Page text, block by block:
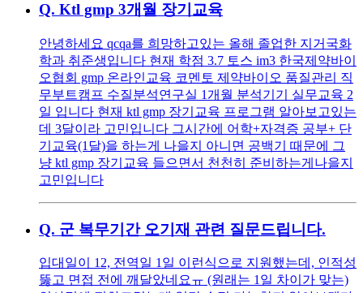
Q. Ktl gmp 3개월 장기교육
안녕하세요 qcqa를 희망하고있는 올해 졸업한 지거국화
학과 취준생입니다 현재 학점 3.7 토스 im3 한국제약바이
오협회 gmp 온라인교육 코멘토 제약바이오 품질관리 직
무부트캠프 수질분석연구실 1개월 분석기기 실무교육 2
일 입니다 현재 ktl gmp 장기교육 프로그램 알아보고있는
데 3달이라 고민입니다 그시간에 어학+자격증 공부+ 단
기교육(1달)을 하는게 나을지 아니면 공백기 때문에 그
냥 ktl gmp 장기교육 들으면서 천천히 준비하는게나을지
고민입니다
Q. 군 복무기간 오기재 관련 질문드립니다.
입대일이 12, 전역일 1일 이런식으로 지원했는데, 인적성
뚫고 면접 전에 깨달았네요ㅠ (원래는 1일 차이가 맞는)